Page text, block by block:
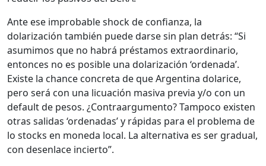
Ante ese improbable shock de confianza, la
dolarización también puede darse sin plan detrás: “Si
asumimos que no habrá préstamos extraordinario,
entonces no es posible una dolarización ‘ordenada’.
Existe la chance concreta de que Argentina dolarice,
pero será con una licuación masiva previa y/o con un
default de pesos. ¿Contraargumento? Tampoco existen
otras salidas ‘ordenadas’ y rápidas para el problema de
lo stocks en moneda local. La alternativa es ser gradual,
con desenlace incierto”.